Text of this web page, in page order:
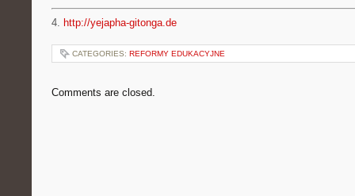
4. http://yejapha-gitonga.de
CATEGORIES: REFORMY EDUKACYJNE
Comments are closed.